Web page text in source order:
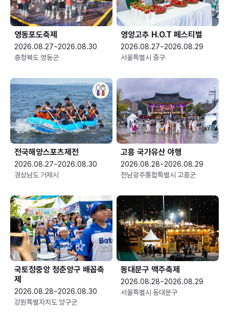
영동포도축제
2026.08.27~2026.08.30
충청북도 영동군
영양고추 H.O.T 페스티벌
2026.08.27~2026.08.29
서울특별시 중구
전국해양스포츠제전
2026.08.27~2026.08.30
경상남도 거제시
고흥 국가유산 야행
2026.08.28~2026.08.29
전남광주통합특별시 고흥군
국토정중앙 청춘양구 배꼽축
제
2026.08.28~2026.08.30
강원특별자치도 양구군
동대문구 맥주축제
2026.08.28~2026.08.29
서울특별시 동대문구